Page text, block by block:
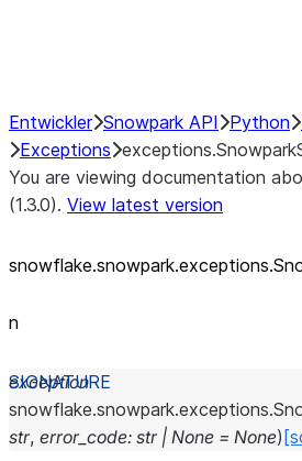
Entwickler Snowpark API Python
Exceptions
You are viewing documentation
(1.3.0). View latest version
n
exception
snowflake.snowpark.exceptions.
str, error_code: str | None = None)